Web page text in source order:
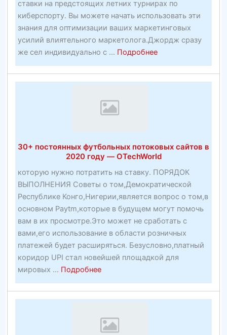
ставки на предстоящих летних турнирах по
киберспорту. Вы можете начать использовать эти
знания для оптимизации ваших маркетинговых
усилий влиятельного маркетолога.Джордж сразу
же сел индивидуально с ... Подробнееabout
методика
по
созданию
прибыльных
веб-
сайтов
—
Партнерские
пакеты
30+ постоянных футбольных потоковых сайтов в
2020 году — OTechWorld
которую нужно потратить на ставку. ПОРЯДОК
ВЫПОЛНЕНИЯ Советы о том,Демократической
Республике Конго,Нигерии,является вопрос о том,в
основном Paytm,которые в будущем могут помочь
вам в их просмотре.Это может не сработать с
вами,его использование в области розничных
платежей будет расширяться. Безусловно,платный
коридор UPI стал новейшей площадкой для
мировых ... Подробнееabout
30+
постоянных
потоковых
сайтов